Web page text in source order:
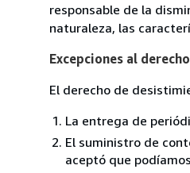
responsable de la
naturaleza, las
Excepciones al
El derecho de
La entrega de
El suministro de
aceptó que